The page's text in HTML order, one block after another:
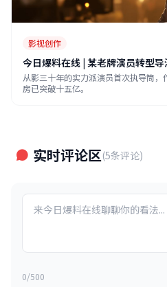
影视创作
今日爆料在线 | 某老牌演员转型
从影三十年的实力派演员首次执导筒
房已突破十五亿。
实时评论区(5条评论)
0/500